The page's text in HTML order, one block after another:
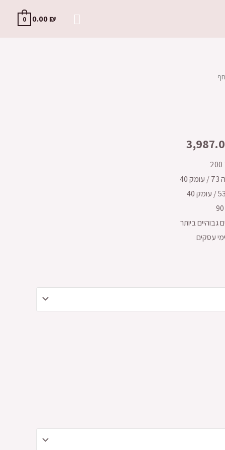
חיפוש 0.00₪
0
ביותר